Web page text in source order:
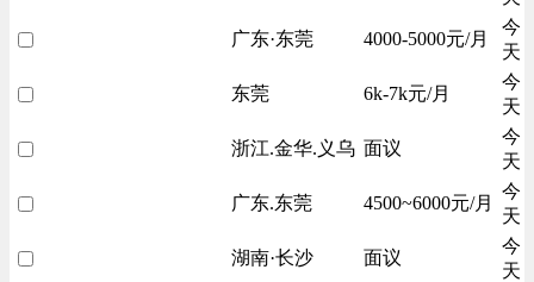
广东·东莞 4000-5000元/月
今
天
东莞 6k-7k元/月
今
天
浙江.金华.义乌 面议
今
天
广东.东莞 4500~6000元/月
今
天
湖南·长沙 面议
今
天